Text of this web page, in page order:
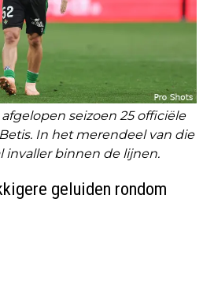
seizoen 25 officiële
In het merendeel van die
invaller binnen de lijnen.
geluiden rondom